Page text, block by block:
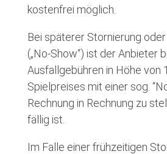
kostenfrei möglich.
Bei späterer Stornierung
(„No-Show“) ist der Anbieter
Ausfallgebühren in Höhe von
Spielpreises mit einer sog.
Rechnung in Rechnung zu
fällig ist.
Im Falle einer frühzeitigen